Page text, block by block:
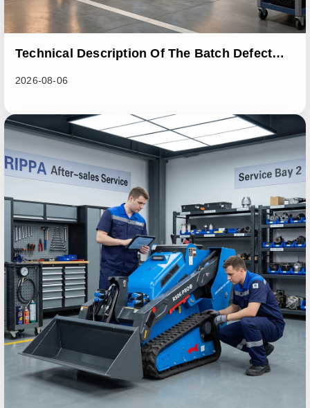
Technical Description Of The Batch Defect
2026-08-06